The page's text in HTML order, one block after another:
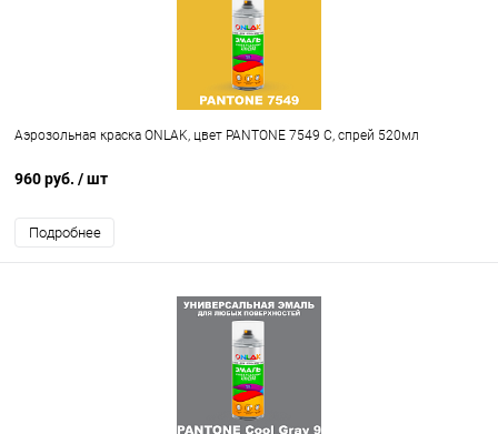
Аэрозольная краска ONLAK, цвет PANTONE 7549 C, спрей 520мл
960 руб. / шт
Подробнее